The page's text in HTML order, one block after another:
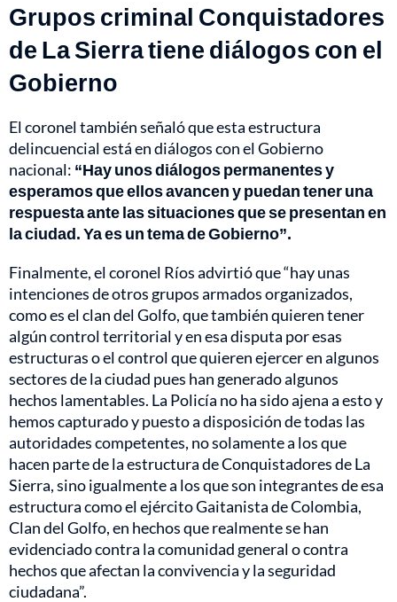
Grupos criminal Conquistadores
de La Sierra tiene diálogos con el
Gobierno
El coronel también señaló que esta estructura
delincuencial está en diálogos con el Gobierno
nacional: “Hay unos diálogos permanentes y
esperamos que ellos avancen y puedan tener una
respuesta ante las situaciones que se presentan en
la ciudad. Ya es un tema de Gobierno”.
Finalmente, el coronel Ríos advirtió que “hay unas
intenciones de otros grupos armados organizados,
como es el clan del Golfo, que también quieren tener
algún control territorial y en esa disputa por esas
estructuras o el control que quieren ejercer en algunos
sectores de la ciudad pues han generado algunos
hechos lamentables. La Policía no ha sido ajena a esto y
hemos capturado y puesto a disposición de todas las
autoridades competentes, no solamente a los que
hacen parte de la estructura de Conquistadores de La
Sierra, sino igualmente a los que son integrantes de esa
estructura como el ejército Gaitanista de Colombia,
Clan del Golfo, en hechos que realmente se han
evidenciado contra la comunidad general o contra
hechos que afectan la convivencia y la seguridad
ciudadana”.